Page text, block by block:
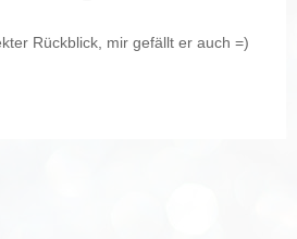
Rückblick, mir gefällt er auch =)